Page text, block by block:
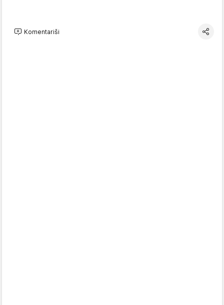
Komentariši